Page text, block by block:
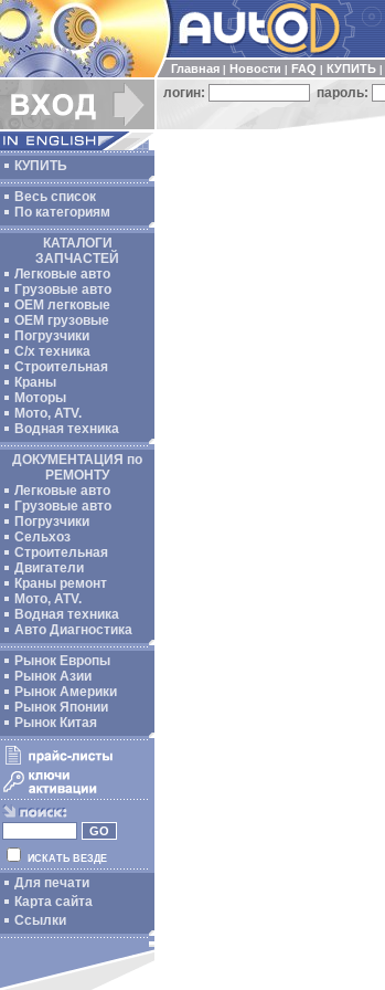
Главная Новости FAQ КУПИТЬ
логин: пароль:
КУПИТЬ
Весь список
По категориям
КАТАЛОГИ
ЗАПЧАСТЕЙ
Легковые авто
Грузовые авто
ОЕМ легковые
OEM грузовые
Погрузчики
С/х техника
Строительная
Краны
Моторы
Мото, ATV.
Водная техника
ДОКУМЕНТАЦИЯ по
РЕМОНТУ
Легковые авто
Грузовые авто
Погрузчики
Сельхоз
Строительная
Двигатели
Краны ремонт
Мото, ATV.
Водная техника
Авто Диагностика
Рынок Европы
Рынок Азии
Рынок Америки
Рынок Японии
Рынок Китая
ИСКАТЬ ВЕЗДЕ
Для печати
Карта сайта
Ссылки